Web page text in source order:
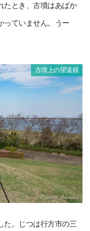
たとき、古墳はあばか
っていません。うー
古墳上の望遠鏡
た。じつは行方市の三